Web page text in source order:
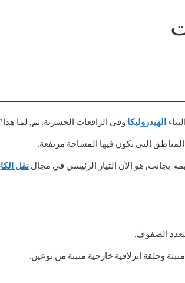
الهيدروليكا وفي الرافعات الجسرية. ثم, لما
التي تكون فيها المساحة مرتفعة.
بجانب, هو الآن التيار الرئيسي في مجال نقل
الصفوف.
وحلقة انزلاقية خارجية مثبتة من نوعين.